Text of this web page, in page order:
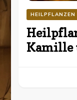
HEILPFLANZEN
Kamille